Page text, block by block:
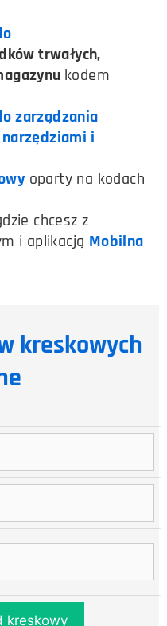
trwałych,
kodem
zarządzania
i
oparty na kodach
chcesz z
i aplikacją Mobilna
kreskowych